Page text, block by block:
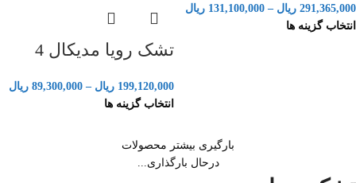
291,365,000 ریال –
131,100,000 ریال
انتخاب گزینه ها
تشک رویا مدیکال 4
199,120,000 ریال –
89,300,000 ریال
انتخاب گزینه ها
بارگیری بیشتر محصولات
درحال بارگذاری...